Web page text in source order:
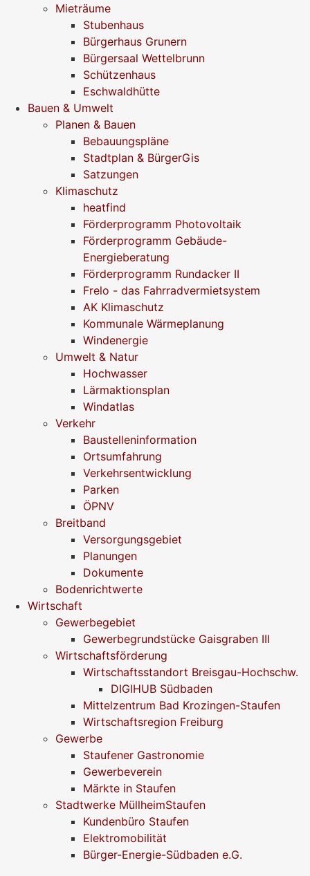
Mieträume
Stubenhaus
Bürgerhaus Grunern
Bürgersaal Wettelbrunn
Schützenhaus
Eschwaldhütte
Bauen & Umwelt
Planen & Bauen
Bebauungspläne
Stadtplan & BürgerGis
Satzungen
Klimaschutz
heatfind
Förderprogramm Photovoltaik
Förderprogramm Gebäude-
Energieberatung
Förderprogramm Rundacker II
Frelo - das Fahrradvermietsystem
AK Klimaschutz
Kommunale Wärmeplanung
Windenergie
Umwelt & Natur
Hochwasser
Lärmaktionsplan
Windatlas
Verkehr
Baustelleninformation
Ortsumfahrung
Verkehrsentwicklung
Parken
ÖPNV
Breitband
Versorgungsgebiet
Planungen
Dokumente
Bodenrichtwerte
Wirtschaft
Gewerbegebiet
Gewerbegrundstücke Gaisgraben III
Wirtschaftsförderung
Wirtschaftsstandort Breisgau-Hochschw.
DIGIHUB Südbaden
Mittelzentrum Bad Krozingen-Staufen
Wirtschaftsregion Freiburg
Gewerbe
Staufener Gastronomie
Gewerbeverein
Märkte in Staufen
Stadtwerke MüllheimStaufen
Kundenbüro Staufen
Elektromobilität
Bürger-Energie-Südbaden e.G.